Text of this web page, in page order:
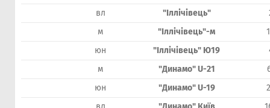
вл
"Іллічівець"
м
"Іллічівець"-м
юн
"Іллічівець" Ю19
м
"Динамо" U-21
юн
"Динамо" U-19